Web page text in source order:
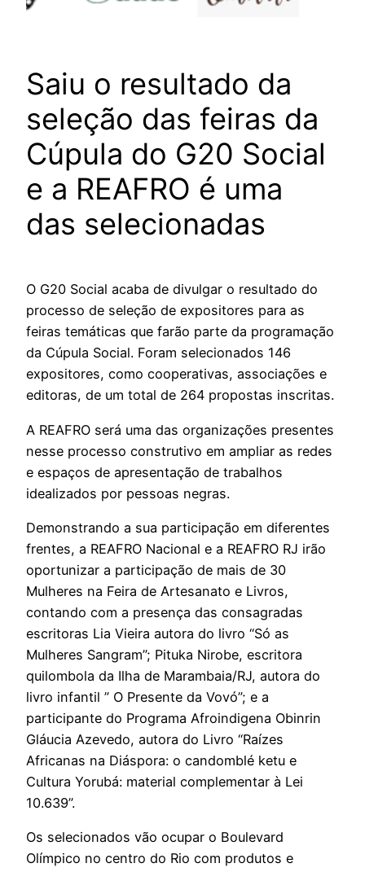
Saiu o resultado da
seleção das feiras da
Cúpula do G20 Social
e a REAFRO é uma
das selecionadas
O G20 Social acaba de divulgar o resultado do
processo de seleção de expositores para as
feiras temáticas que farão parte da programação
da Cúpula Social. Foram selecionados 146
expositores, como cooperativas, associações e
editoras, de um total de 264 propostas inscritas.
A REAFRO será uma das organizações presentes
nesse processo construtivo em ampliar as redes
e espaços de apresentação de trabalhos
idealizados por pessoas negras.
Demonstrando a sua participação em diferentes
frentes, a REAFRO Nacional e a REAFRO RJ irão
oportunizar a participação de mais de 30
Mulheres na Feira de Artesanato e Livros,
contando com a presença das consagradas
escritoras Lia Vieira autora do livro “Só as
Mulheres Sangram”; Pituka Nirobe, escritora
quilombola da Ilha de Marambaia/RJ, autora do
livro infantil ” O Presente da Vovó”; e a
participante do Programa Afroindigena Obinrin
Gláucia Azevedo, autora do Livro “Raízes
Africanas na Diáspora: o candomblé ketu e
Cultura Yorubá: material complementar à Lei
10.639”.
Os selecionados vão ocupar o Boulevard
Olímpico no centro do Rio com produtos e